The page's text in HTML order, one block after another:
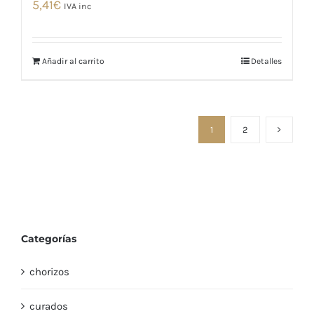
5,41€ IVA inc
Añadir al carrito Detalles
1 2
Categorías
chorizos
curados